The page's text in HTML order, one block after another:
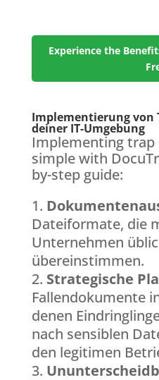
Experience the
Implementierung von
deiner IT-Umgebung
Implementing trap
simple with
by-step guide:
Dateiformate, die
Unternehmen
übereinstimmen.
Strategische
Fallendokumente
denen
nach sensiblen
den legitimen